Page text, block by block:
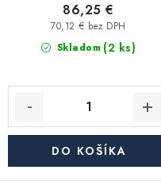
Skladom (2 ks)
70,12 € bez DPH
86,25 €
DO KOŠÍKA